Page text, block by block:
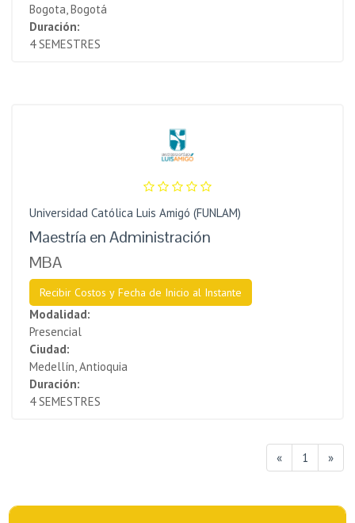
Bogota, Bogotá
Duración:
4 SEMESTRES
Universidad Católica Luis Amigó (FUNLAM)
Maestría en Administración
MBA
Recibir Costos y Fecha de Inicio al Instante
Modalidad:
Presencial
Ciudad:
Medellín, Antioquia
Duración:
4 SEMESTRES
« 1 »